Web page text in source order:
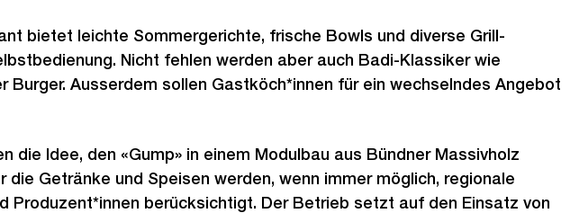
bietet leichte Sommergerichte, frische Bowls und diverse Grill-
Nicht fehlen werden aber auch Badi-Klassiker wie
Burger. Ausserdem sollen Gastköch*innen für ein wechselndes Angebot
die Idee, den «Gump» in einem Modulbau aus Bündner Massivholz
die Getränke und Speisen werden, wenn immer möglich, regionale
Produzent*innen berücksichtigt. Der Betrieb setzt auf den Einsatz von